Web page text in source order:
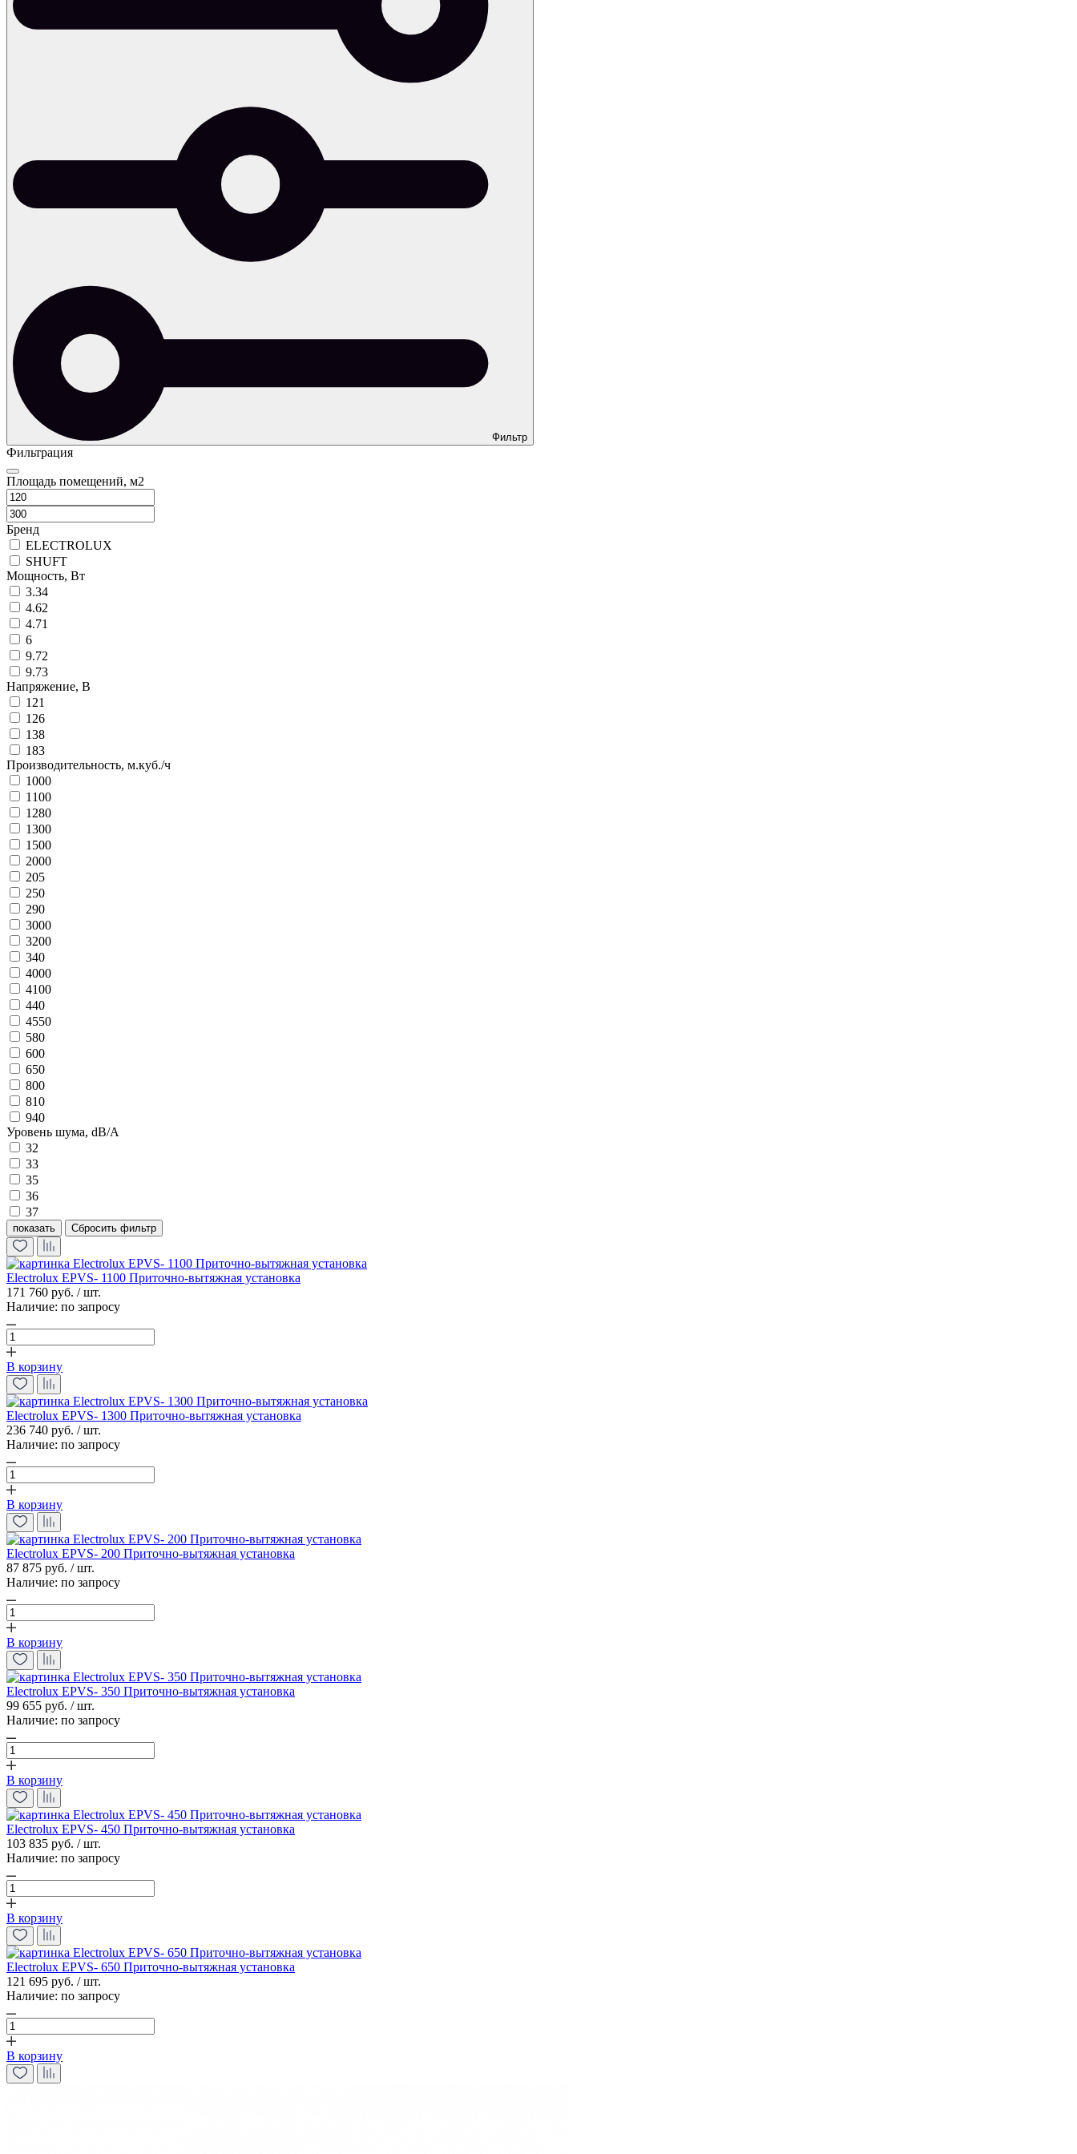
Фильтр
Фильтрация
Площадь помещений, м2
Бренд
ELECTROLUX
SHUFT
Мощность, Вт
3.34
4.62
4.71
6
9.72
9.73
Напряжение, B
121
126
138
183
Производительность, м.куб./ч
1000
1100
1280
1300
1500
2000
205
250
290
3000
3200
340
4000
4100
440
4550
580
600
650
800
810
940
Уровень шума, dB/A
32
33
35
36
37
показать
Electrolux EPVS- 1100 Приточно-вытяжная установка
171 760 руб. / шт.
Наличие: по запросу
В корзину
Electrolux EPVS- 1300 Приточно-вытяжная установка
236 740 руб. / шт.
Наличие: по запросу
В корзину
Electrolux EPVS- 200 Приточно-вытяжная установка
87 875 руб. / шт.
Наличие: по запросу
В корзину
Electrolux EPVS- 350 Приточно-вытяжная установка
99 655 руб. / шт.
Наличие: по запросу
В корзину
Electrolux EPVS- 450 Приточно-вытяжная установка
103 835 руб. / шт.
Наличие: по запросу
В корзину
Electrolux EPVS- 650 Приточно-вытяжная установка
121 695 руб. / шт.
Наличие: по запросу
В корзину